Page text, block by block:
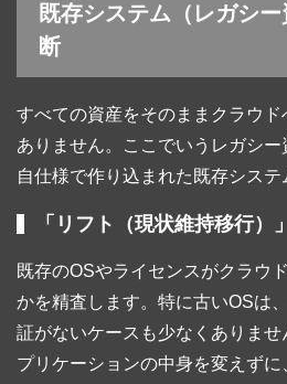
既存システム（レガシ
断
すべての資産をそのままクラウ
ありません。ここでいうレガシ
自仕様で作り込まれた既存システ
「リフト（現状維持移行）
既存のOSやライセンスがクラウ
かを精査します。特に古いOSは
証がないケースも少なくありま
プリケーションの中身を変えず